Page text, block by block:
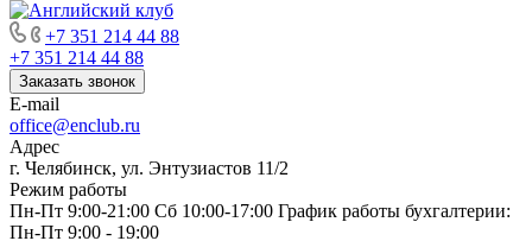
+7 351 214 44 88
+7 351 214 44 88
Заказать звонок
E-mail
office@enclub.ru
Адрес
г. Челябинск, ул. Энтузиастов 11/2
Режим работы
Пн-Пт 9:00-21:00 Сб 10:00-17:00 График работы бухгалтерии:
Пн-Пт 9:00 - 19:00